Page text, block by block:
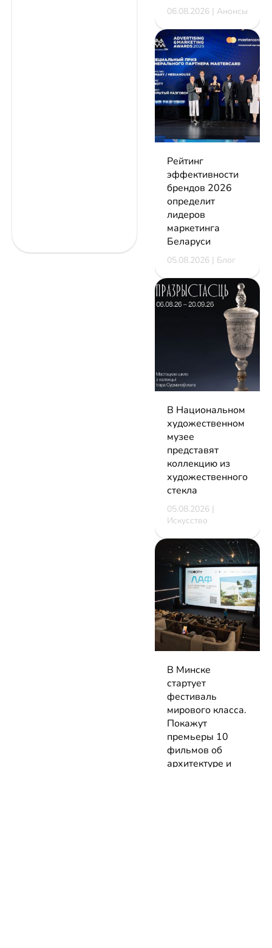
06.08.2026 | Анонсы
Рейтинг
эффективности
брендов 2026
определит
лидеров
маркетинга
Беларуси
05.08.2026 | Блог
В Национальном
художественном
музее
представят
коллекцию из
художественного
стекла
05.08.2026 |
Искусство
В Минске
стартует
фестиваль
мирового класса.
Покажут
премьеры 10
фильмов об
архитектуре и